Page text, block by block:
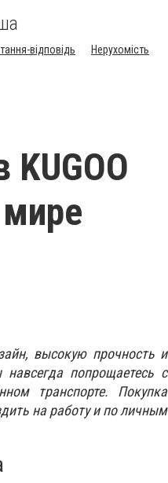
відповідь
Нерухомість
высокую прочность и
попрощаетесь с
транспорте. Покупка
на работу и по личным